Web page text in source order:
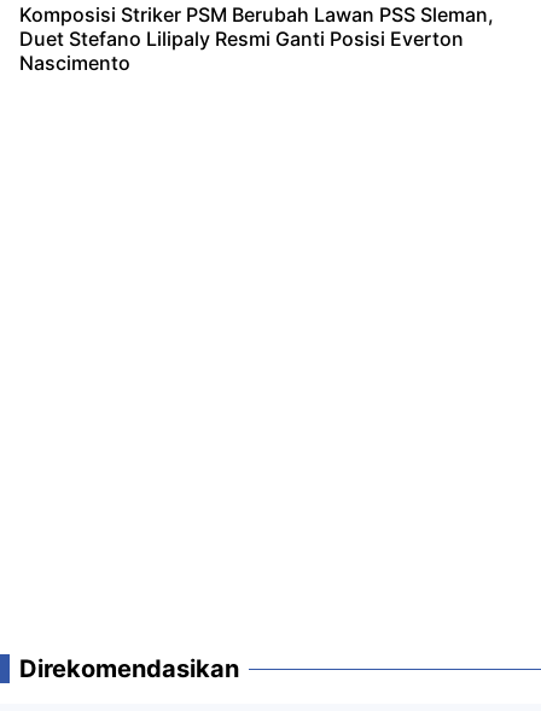
Komposisi Striker PSM Berubah Lawan PSS Sleman,
Duet Stefano Lilipaly Resmi Ganti Posisi Everton
Nascimento
Direkomendasikan